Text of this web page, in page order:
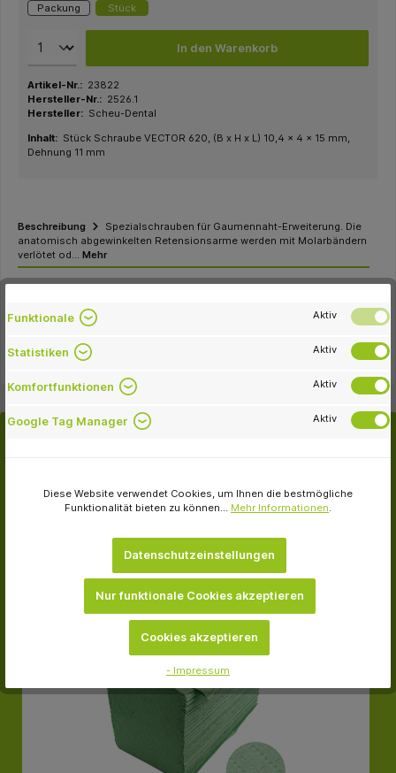
Packung
Stück
In den Warenkorb
Artikel-Nr.: 23822
Hersteller-Nr.: 2526.1
Hersteller: Scheu-Dental
Inhalt: Stück Schraube VECTOR 620, (B x H x L) 10,4 x 4 x 15 mm,
Dehnung 11 mm
Beschreibung
Spezialschrauben für Gaumennaht-Erweiterung. Die
anatomisch abgewinkelten Retensionsarme werden mit Molarbändern
verlötet od… Mehr
Downloads
-31.2 %
Funktionale Aktiv
Statistiken Aktiv
Komfortfunktionen Aktiv
Google Tag Manager Aktiv
Diese Website verwendet Cookies, um Ihnen die bestmögliche
Funktionalität bieten zu können... Mehr Informationen.
Datenschutzeinstellungen
Nur funktionale Cookies akzeptieren
Cookies akzeptieren
- Impressum